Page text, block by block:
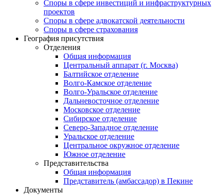
Cпоры в сфере инвестиций и инфраструктурных
проектов
Споры в сфере адвокатской деятельности
Споры в сфере страхования
География присутствия
Отделения
Общая информация
Центральный аппарат (г. Москва)
Балтийское отделение
Волго-Камское отделение
Волго-Уральское отделение
Дальневосточное отделение
Московское отделение
Сибирское отделение
Северо-Западное отделение
Уральское отделение
Центральное окружное отделение
Южное отделение
Представительства
Общая информация
Представитель (амбассадор) в Пекине
Документы